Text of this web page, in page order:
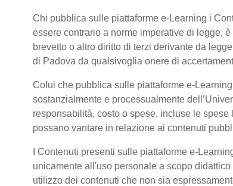
Chi pubblica sulle piattaforme e-Learning i
essere contrario a norme imperative di legge,
brevetto o altro diritto di terzi derivante da
di Padova da qualsivoglia onere di
Colui che pubblica sulle piattaforme e-
sostanzialmente e processualmente
responsabilità, costo o spese, incluse le
possano vantare in relazione ai contenuti
I Contenuti presenti sulle piattaforme e-
unicamente all'uso personale a scopo
utilizzo dei contenuti che non sia